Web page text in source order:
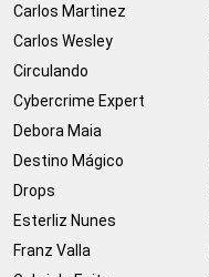
Carlos Martinez
Carlos Wesley
Circulando
Cybercrime Expert
Debora Maia
Destino Mágico
Drops
Esterliz Nunes
Franz Valla